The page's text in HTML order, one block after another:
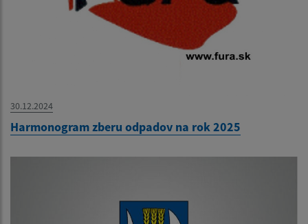
30.12.2024
Harmonogram zberu odpadov na rok 2025